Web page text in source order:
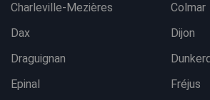
Charleville-Mezières
Colmar
Dax
Dijon
Draguignan
Epinal
Fréjus